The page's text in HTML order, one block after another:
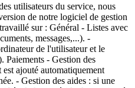
utilisateurs du service, nous
de notre logiciel de gestion
sur : Général - Listes avec
messages,...). -
de l'utilisateur et le
Paiements - Gestion des
ajouté automatiquement
- Gestion des aides : si une